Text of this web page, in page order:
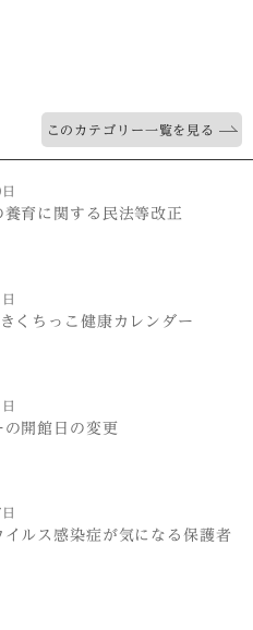
このカテゴリー一覧を見る
養育に関する民法等改正
くちっこ健康カレンダー
の開館日の変更
ルス感染症が気になる保護者